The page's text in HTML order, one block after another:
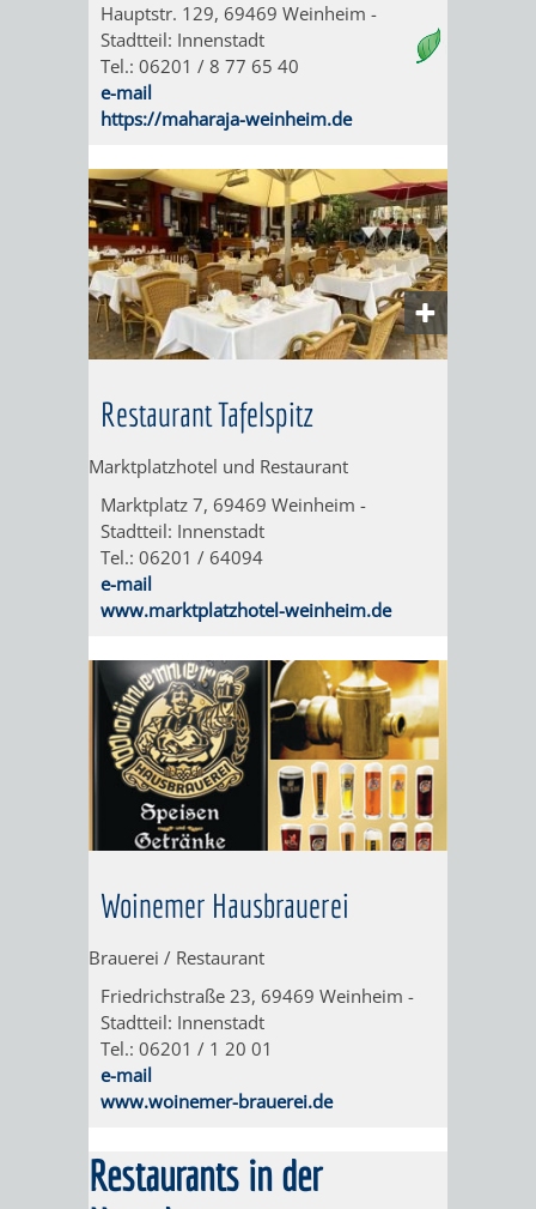
E-
ROLLI
FÜHRUNGEN
MENSCHEN
MIT
BEEINTRÄCHTIGUNGEN
WEINHEIMER
ANEKDOTEN
ÜBERNACHTUNGEN
ÜBERNACHTUNGSDATENBANK
WOHNMOBILSTELLPLÄTZE
REISEARRANGEMENTS
NH
HOTEL
HOTEL
FUCHS
´SCHE
MÜHLE
HOTEL
PFLUG
MARKTPLATZHOTEL
LAMMERSHOF
HOTEL
KRONE
MÜHLE
VERANSTALTUNGEN
HEIMATTAGE
WANDERN
WEINHEIMER
WANDERWEGE
VRNNEXTBIKE
STRANDBAD
TSG
Hauptstr. 129, 69469 Weinheim -
Stadtteil: Innenstadt
Tel.: 06201 / 8 77 65 40
e-mail
https://maharaja-weinheim.de
Restaurant Tafelspitz
Marktplatzhotel und Restaurant
Marktplatz 7, 69469 Weinheim -
Stadtteil: Innenstadt
Tel.: 06201 / 64094
e-mail
www.marktplatzhotel-weinheim.de
Woinemer Hausbrauerei
Brauerei / Restaurant
Friedrichstraße 23, 69469 Weinheim -
Stadtteil: Innenstadt
Tel.: 06201 / 1 20 01
e-mail
www.woinemer-brauerei.de
Restaurants in der